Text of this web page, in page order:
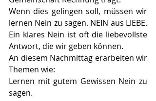
Wenn dies gelingen soll, müssen wir
lernen Nein zu sagen. NEIN aus LIEBE.
Ein klares Nein ist oft die liebevollste
Antwort, die wir geben können.
An diesem Nachmittag erarbeiten wir
Themen wie:
Lernen mit gutem Gewissen Nein zu
sagen.